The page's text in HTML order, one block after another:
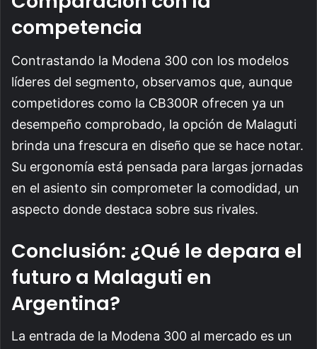
competencia
Contrastando la Modena 300 con los modelos
líderes del segmento, observamos que, aunque
competidores como la CB300R ofrecen ya un
desempeño comprobado, la opción de Malaguti
brinda una frescura en diseño que se hace notar.
Su ergonomía está pensada para largas jornadas
en el asiento sin comprometer la comodidad, un
aspecto donde destaca sobre sus rivales.
Conclusión: ¿Qué le depara el
futuro a Malaguti en
Argentina?
La entrada de la Modena 300 al mercado es un